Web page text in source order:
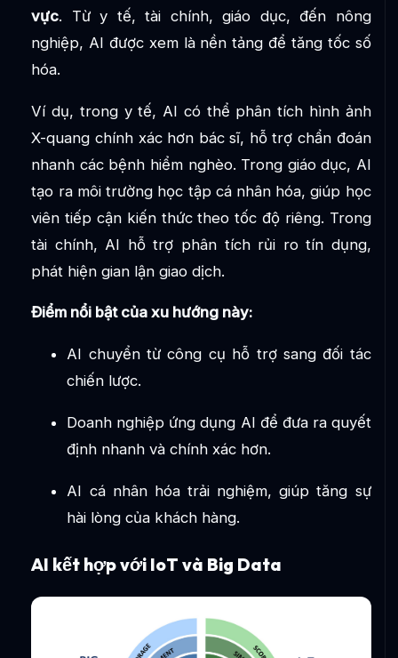
vực. Từ y tế, tài chính, giáo dục, đến nông
nghiệp, AI được xem là nền tảng để tăng tốc số
hóa.
Ví dụ, trong y tế, AI có thể phân tích hình ảnh
X-quang chính xác hơn bác sĩ, hỗ trợ chẩn đoán
nhanh các bệnh hiểm nghèo. Trong giáo dục, AI
tạo ra môi trường học tập cá nhân hóa, giúp học
viên tiếp cận kiến thức theo tốc độ riêng. Trong
tài chính, AI hỗ trợ phân tích rủi ro tín dụng,
phát hiện gian lận giao dịch.
Điểm nổi bật của xu hướng này:
AI chuyển từ công cụ hỗ trợ sang đối tác
chiến lược.
Doanh nghiệp ứng dụng AI để đưa ra quyết
định nhanh và chính xác hơn.
AI cá nhân hóa trải nghiệm, giúp tăng sự
hài lòng của khách hàng.
AI kết hợp với IoT và Big Data